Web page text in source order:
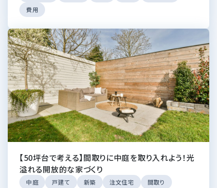
費用
【50坪台で考える】間取りに中庭を取り入れよう！光
溢れる開放的な家づくり
中庭 戸建て 新築 注文住宅 間取り